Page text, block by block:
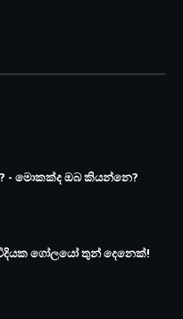
- මොකක්ද ඔබ කියන්නෙ?
ගෝලයෝ තුන් දෙනෙක්!